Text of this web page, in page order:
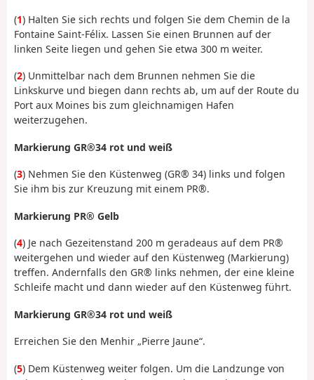
(1) Halten Sie sich rechts und folgen Sie dem Chemin de la
Fontaine Saint-Félix. Lassen Sie einen Brunnen auf der
linken Seite liegen und gehen Sie etwa 300 m weiter.
(2) Unmittelbar nach dem Brunnen nehmen Sie die
Linkskurve und biegen dann rechts ab, um auf der Route du
Port aux Moines bis zum gleichnamigen Hafen
weiterzugehen.
Markierung GR®34 rot und weiß
(3) Nehmen Sie den Küstenweg (GR® 34) links und folgen
Sie ihm bis zur Kreuzung mit einem PR®.
Markierung PR® Gelb
(4) Je nach Gezeitenstand 200 m geradeaus auf dem PR®
weitergehen und wieder auf den Küstenweg (Markierung)
treffen. Andernfalls den GR® links nehmen, der eine kleine
Schleife macht und dann wieder auf den Küstenweg führt.
Markierung GR®34 rot und weiß
Erreichen Sie den Menhir „Pierre Jaune“.
(5) Dem Küstenweg weiter folgen. Um die Landzunge von